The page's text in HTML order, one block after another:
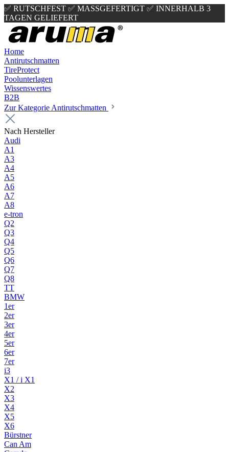
✅ RUTSCHFEST ✅ MASSGEFERTIGT ✅ INNERHALB 3
TAGEN GELIEFERT
Home
Antirutschmatten
TireProtect
Poolunterlagen
Wissenswertes
B2B
Zur Kategorie Antirutschmatten
Nach Hersteller
Audi
A1
A3
A4
A5
A6
A7
A8
e-tron
Q2
Q3
Q4
Q5
Q6
Q7
Q8
TT
BMW
1er
2er
3er
4er
5er
6er
7er
i3
X1 / i X1
X2
X3
X4
X5
X6
Bürstner
Can Am